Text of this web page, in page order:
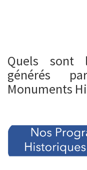
Quels sont
générés
Monuments